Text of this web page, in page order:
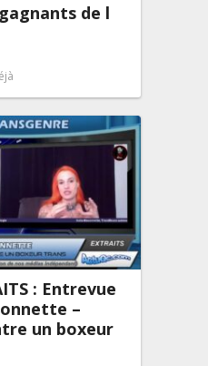
de l
: Entrevue
–
un boxeur